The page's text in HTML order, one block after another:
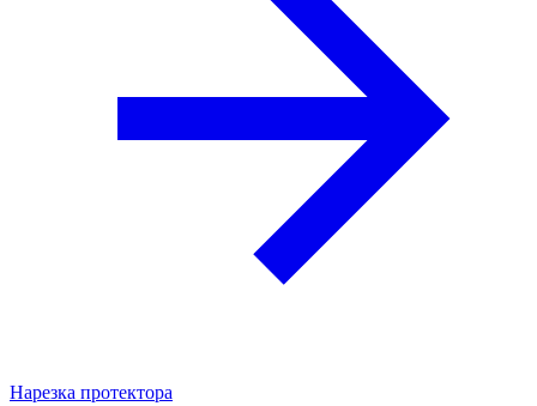
Нарезка протектора